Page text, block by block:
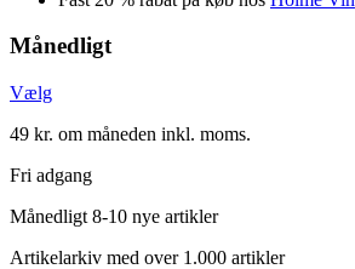
Månedligt
Vælg
49 kr. om måneden inkl. moms.
Fri adgang
Månedligt 8-10 nye artikler
Artikelarkiv med over 1.000 artikler